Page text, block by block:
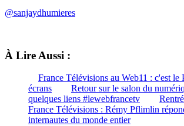
@sanjaydhumieres
À Lire Aussi :
France Télévisions au Web11 : c'est le
écrans
Retour sur le salon du
quelques liens #lewebfrancetv
France Télévisions : Rémy Pflimlin
internautes du monde entier